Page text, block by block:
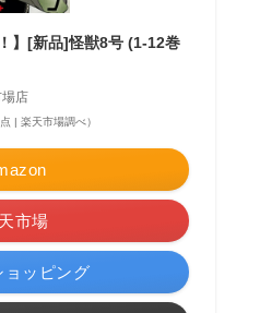
】[新品]怪獣8号 (1-12巻
店
| 楽天市場調べ）
市場
ョッピング